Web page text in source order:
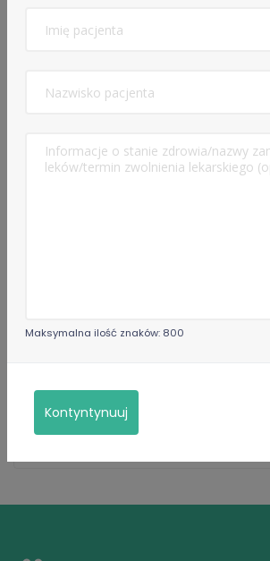
Edukacja
Maksymalna ilość znaków: 800
Kontyntynuuj